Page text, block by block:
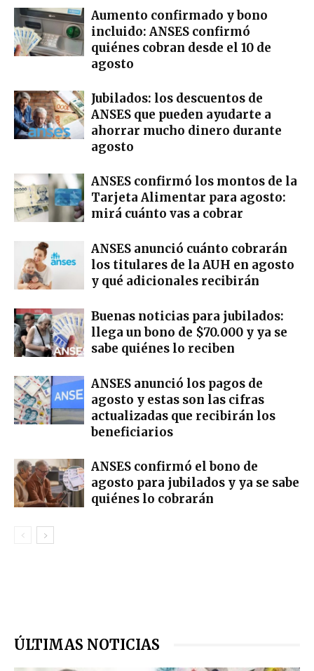
Aumento confirmado y bono
incluido: ANSES confirmó
quiénes cobran desde el 10 de
agosto
Jubilados: los descuentos de
ANSES que pueden ayudarte a
ahorrar mucho dinero durante
agosto
ANSES confirmó los montos de la
Tarjeta Alimentar para agosto:
mirá cuánto vas a cobrar
ANSES anunció cuánto cobrarán
los titulares de la AUH en agosto
y qué adicionales recibirán
Buenas noticias para jubilados:
llega un bono de $70.000 y ya se
sabe quiénes lo reciben
ANSES anunció los pagos de
agosto y estas son las cifras
actualizadas que recibirán los
beneficiarios
ANSES confirmó el bono de
agosto para jubilados y ya se sabe
quiénes lo cobrarán
ÚLTIMAS NOTICIAS